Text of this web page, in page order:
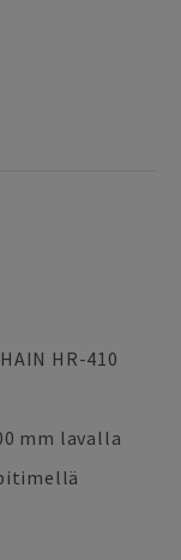
HR-410
mm lavalla